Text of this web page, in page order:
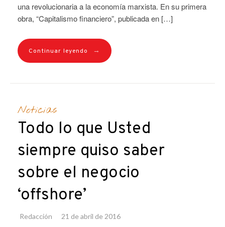
una revolucionaria a la economía marxista. En su primera
obra, “Capitalismo financiero”, publicada en […]
Continuar leyendo →
Noticias
Todo lo que Usted
siempre quiso saber
sobre el negocio
‘offshore’
Redacción 21 de abril de 2016